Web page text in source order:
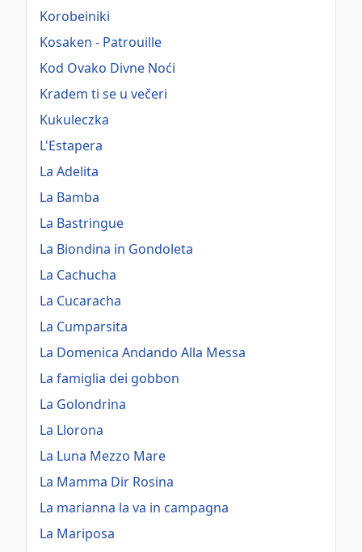
Korobeiniki
Kosaken - Patrouille
Kod Ovako Divne Noći
Kradem ti se u večeri
Kukuleczka
L'Estapera
La Adelita
La Bamba
La Bastringue
La Biondina in Gondoleta
La Cachucha
La Cucaracha
La Cumparsita
La Domenica Andando Alla Messa
La famiglia dei gobbon
La Golondrina
La Llorona
La Luna Mezzo Mare
La Mamma Dir Rosina
La marianna la va in campagna
La Mariposa